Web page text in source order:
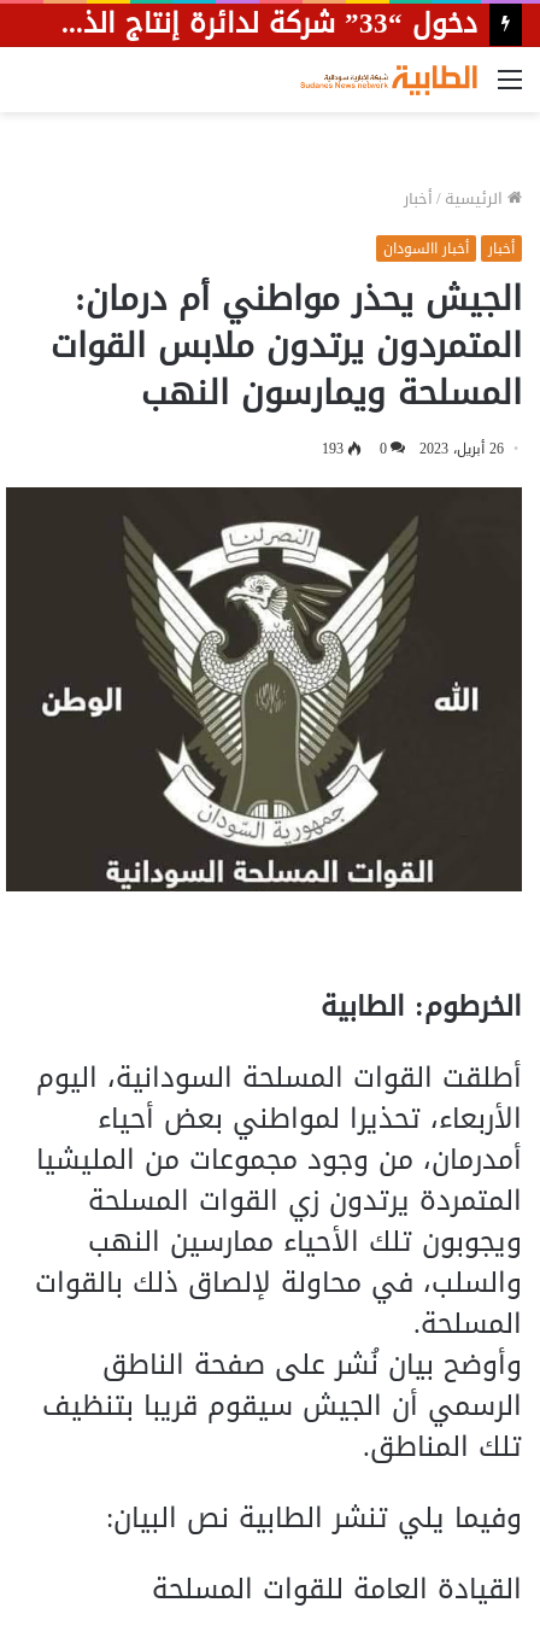
تمهيدًا لاستئناف التيار الكهربائي.. طائرة خاصة تنقل قطع غيار محطة توليد السد المتضررة بالحريق إلى مدينة مروي.
القائمة
الرئيسية/أخبار
أخبار أخبار االسودان
الجيش يحذر مواطني أم درمان:
المتمردون يرتدون ملابس القوات
المسلحة ويمارسون النهب
26 أبريل، 2023 0
193
الخرطوم: الطابية
أطلقت القوات المسلحة السودانية، اليوم
الأربعاء، تحذيرا لمواطني بعض أحياء
أمدرمان، من وجود مجموعات من المليشيا
المتمردة يرتدون زي القوات المسلحة
ويجوبون تلك الأحياء ممارسين النهب
والسلب، في محاولة لإلصاق ذلك بالقوات
المسلحة.
وأوضح بيان نُشر على صفحة الناطق
الرسمي أن الجيش سيقوم قريبا بتنظيف
تلك المناطق.
وفيما يلي تنشر الطابية نص البيان:
القيادة العامة للقوات المسلحة